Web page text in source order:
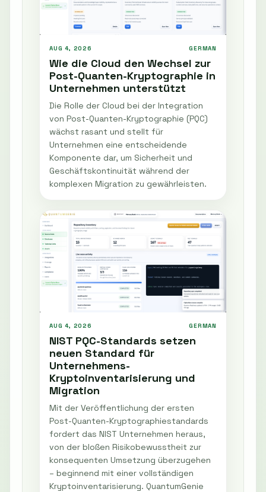
AUG 4, 2026 GERMAN
Wie die Cloud den Wechsel zur
Post-Quanten-Kryptographie in
Unternehmen unterstützt
Die Rolle der Cloud bei der Integration
von Post-Quanten-Kryptographie (PQC)
wächst rasant und stellt für
Unternehmen eine entscheidende
Komponente dar, um Sicherheit und
Geschäftskontinuität während der
komplexen Migration zu gewährleisten.
AUG 4, 2026 GERMAN
NIST PQC-Standards setzen
neuen Standard für
Unternehmens-
Kryptoinventarisierung und
Migration
Mit der Veröffentlichung der ersten
Post-Quanten-Kryptographiestandards
fordert das NIST Unternehmen heraus,
von der bloßen Risikobewusstheit zur
konsequenten Umsetzung überzugehen
– beginnend mit einer vollständigen
Kryptoinventarisierung. QuantumGenie